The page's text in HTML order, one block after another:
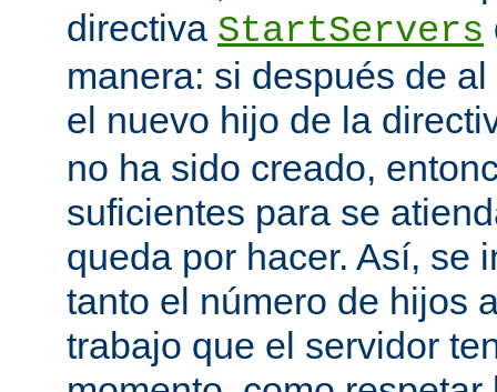
directiva StartServers
manera: si después de
el nuevo hijo de la
no ha sido creado,
suficientes para se
queda por hacer. Así, se
tanto el número de hijos
trabajo que el servidor